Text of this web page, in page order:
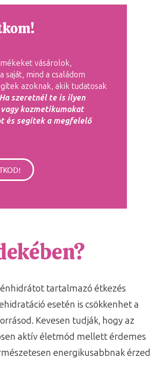
vásárolok,
mind a családom
azoknak, akik tudatosak
Ha szeretnél te is ilyen
kozmetikumokat
és segítek a megfelelő
tartalmazó étkezés
esetén is csökkenhet a
Kevesen tudják, hogy az
aktív életmód mellett érdemes
energikusabbnak érzed